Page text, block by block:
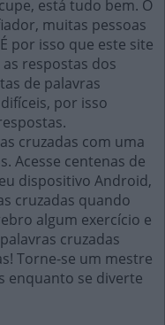
está tudo bem. O
muitas pessoas
por isso que este site
respostas dos
de palavras
por isso
cruzadas com uma
Acesse centenas de
dispositivo Android,
cruzadas quando
algum exercício e
cruzadas
Torne-se um mestre
enquanto se diverte